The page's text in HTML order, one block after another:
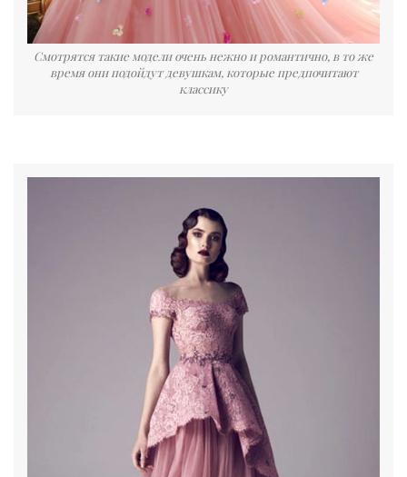
Смотрятся такие модели очень нежно и романтично, в то же
время они подойдут девушкам, которые предпочитают
классику